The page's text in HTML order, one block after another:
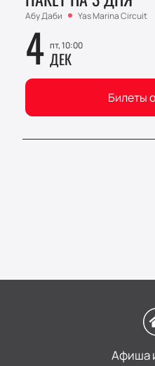
Абу Даби Yas Marina Circuit
4 пт, 10:00
ДЕК
Билеты
Афиша